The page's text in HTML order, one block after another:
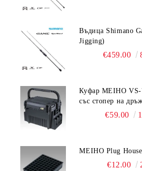
Въдица Shimano
Jigging)
€459.00
Куфар MEIHO
със стопер на
€59.00
MEIHO Plug House
€12.00